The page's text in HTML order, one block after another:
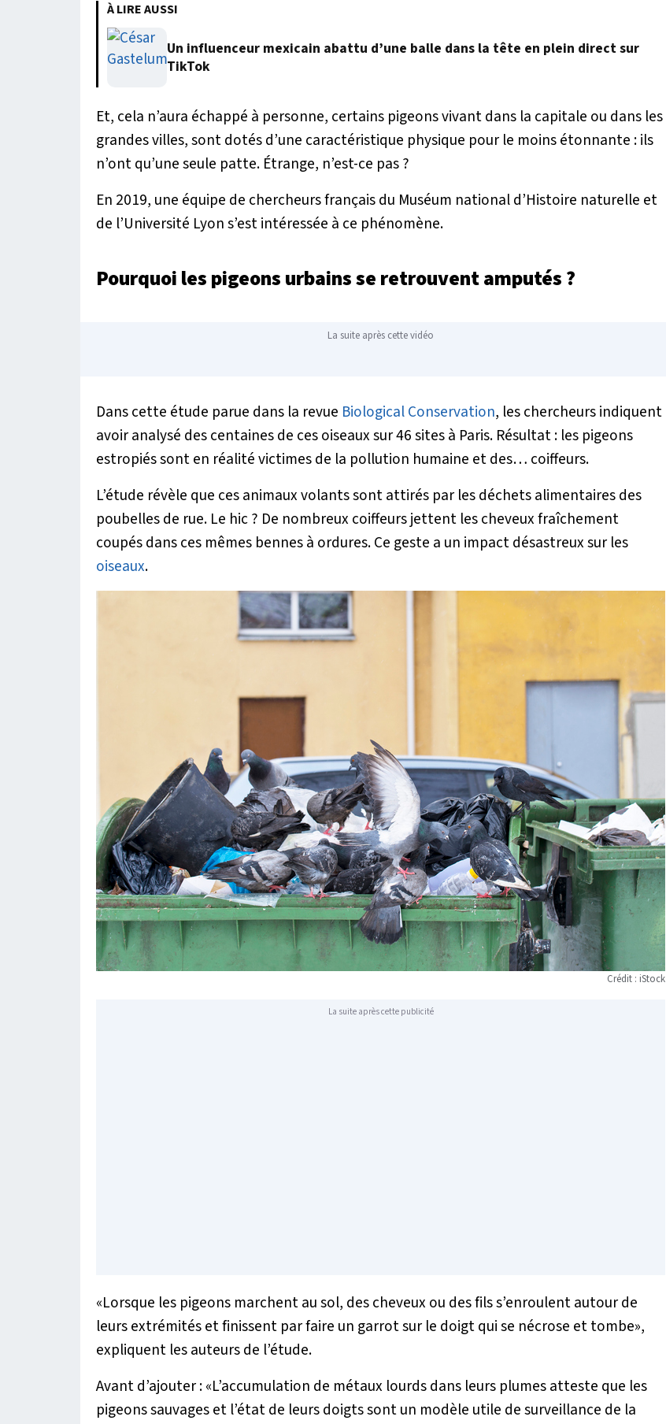
À LIRE AUSSI
Un influenceur mexicain abattu d’une balle dans la tête en plein direct sur
TikTok
Et, cela n’aura échappé à personne, certains pigeons vivant dans la capitale ou dans les
grandes villes, sont dotés d’une caractéristique physique pour le moins étonnante : ils
n’ont qu’une seule patte. Étrange, n’est-ce pas ?
En 2019, une équipe de chercheurs français du Muséum national d’Histoire naturelle et
de l’Université Lyon s’est intéressée à ce phénomène.
Pourquoi les pigeons urbains se retrouvent amputés ?
La suite après cette vidéo
Dans cette étude parue dans la revue Biological Conservation, les chercheurs indiquent
avoir analysé des centaines de ces oiseaux sur 46 sites à Paris. Résultat : les pigeons
estropiés sont en réalité victimes de la pollution humaine et des… coiffeurs.
L’étude révèle que ces animaux volants sont attirés par les déchets alimentaires des
poubelles de rue. Le hic ? De nombreux coiffeurs jettent les cheveux fraîchement
coupés dans ces mêmes bennes à ordures. Ce geste a un impact désastreux sur les
oiseaux.
Crédit : iStock
La suite après cette publicité
«Lorsque les pigeons marchent au sol, des cheveux ou des fils s’enroulent autour de
leurs extrémités et finissent par faire un garrot sur le doigt qui se nécrose et tombe»,
expliquent les auteurs de l’étude.
Avant d’ajouter : «L’accumulation de métaux lourds dans leurs plumes atteste que les
pigeons sauvages et l’état de leurs doigts sont un modèle utile de surveillance de la